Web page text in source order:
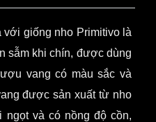
với giống nho Primitivo là
sẫm khi chín, được dùng
vang có màu sắc và
được sản xuất từ nho
và có nồng độ cồn,